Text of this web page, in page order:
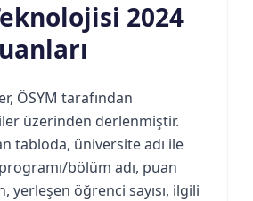
2024
ÖSYM tarafından
üzerinden derlenmiştir.
tabloda, üniversite adı ile
bölüm adı, puan
yerleşen öğrenci sayısı, ilgili